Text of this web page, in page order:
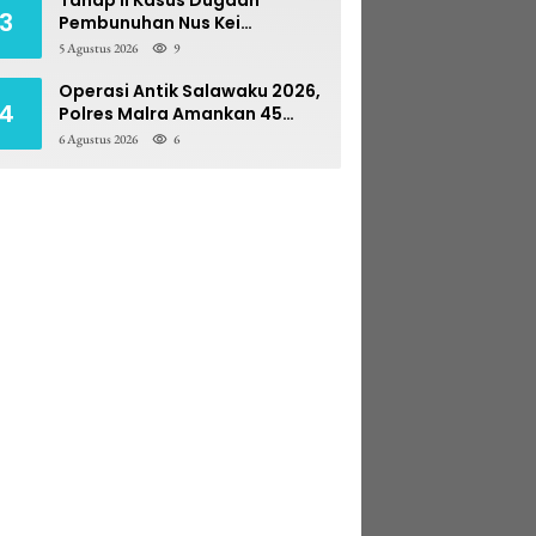
3
Pembunuhan Nus Kei
Dilimpahkan ke PN Ambon
5 Agustus 2026 9
4
Operasi Antik Salawaku 2026,
Polres Malra Amankan 45
Liter Sopi
6 Agustus 2026 6